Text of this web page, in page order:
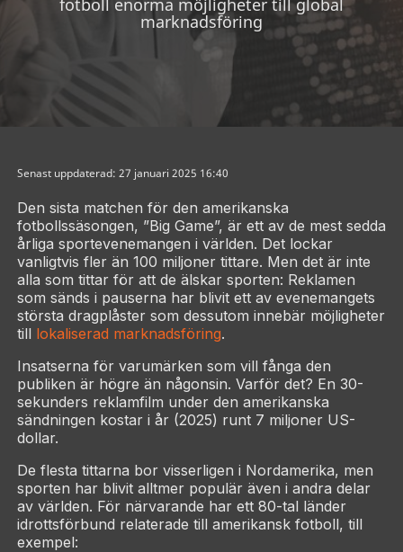
marknadsföring
Senast uppdaterad: 27 januari 2025 16:40
Den sista matchen för den amerikanska
fotbollssäsongen, ”Big Game”, är ett av de mest sedda
årliga sportevenemangen i världen. Det lockar
vanligtvis fler än 100 miljoner tittare. Men det är inte
alla som tittar för att de älskar sporten: Reklamen
som sänds i pauserna har blivit ett av evenemangets
största dragplåster som dessutom innebär möjligheter
till lokaliserad marknadsföring.
Insatserna för varumärken som vill fånga den
publiken är högre än någonsin. Varför det? En 30-
sekunders reklamfilm under den amerikanska
sändningen kostar i år (2025) runt 7 miljoner US-
dollar.
De flesta tittarna bor visserligen i Nordamerika, men
sporten har blivit alltmer populär även i andra delar
av världen. För närvarande har ett 80-tal länder
idrottsförbund relaterade till amerikansk fotboll, till
exempel: